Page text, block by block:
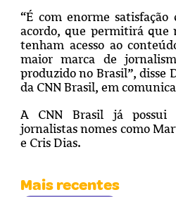
“É com enorme satisfação
acordo, que permitirá que
tenham acesso ao
maior marca de
produzido no Brasil”, disse
da CNN Brasil, em
A CNN Brasil já possui
jornalistas nomes como
e Cris Dias.
Mais recentes